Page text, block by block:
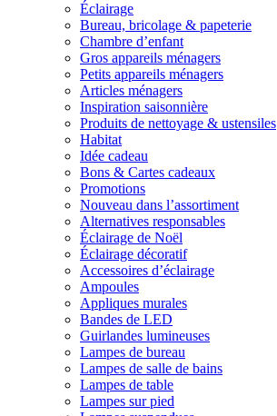
Éclairage
Bureau, bricolage & papeterie
Chambre d’enfant
Gros appareils ménagers
Petits appareils ménagers
Articles ménagers
Inspiration saisonnière
Produits de nettoyage & ustensiles
Habitat
Idée cadeau
Bons & Cartes cadeaux
Promotions
Nouveau dans l’assortiment
Alternatives responsables
Éclairage de Noël
Éclairage décoratif
Accessoires d’éclairage
Ampoules
Appliques murales
Bandes de LED
Guirlandes lumineuses
Lampes de bureau
Lampes de salle de bains
Lampes de table
Lampes sur pied